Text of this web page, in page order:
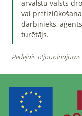
ārvalstu valsts
vai
darbinieks,
turētājs.
Pēdējais